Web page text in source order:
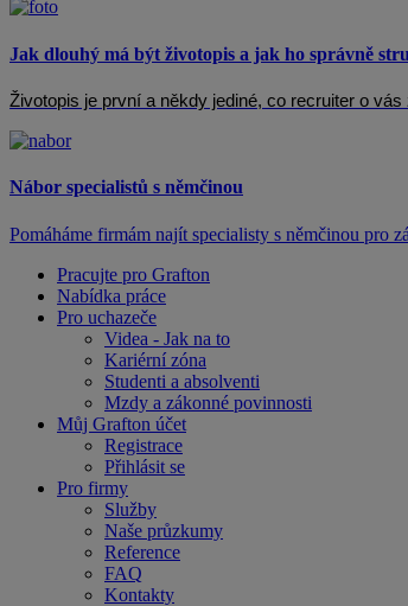
Jak dlouhý má být životopis a jak ho správně
Životopis je první a někdy jediné, co recruiter o
Nábor specialistů s němčinou
Pomáháme firmám najít specialisty s němčinou pro
Pracujte pro Grafton
Nabídka práce
Pro uchazeče
Videa - Jak na to
Kariérní zóna
Studenti a absolventi
Mzdy a zákonné povinnosti
Můj Grafton účet
Registrace
Přihlásit se
Pro firmy
Služby
Naše průzkumy
Reference
FAQ
Kontakty